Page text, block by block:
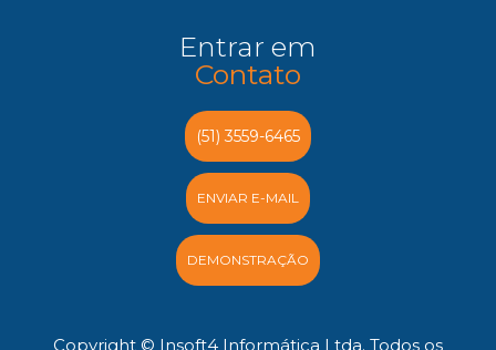
Entrar em
Contato
(51) 3559-6465
ENVIAR E-MAIL
DEMONSTRAÇÃO
Copyright © Insoft4 Informática Ltda. Todos os